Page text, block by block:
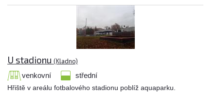
U stadionu (Kladno)
venkovní střední
Hřiště v areálu fotbalového stadionu poblíž aquaparku.